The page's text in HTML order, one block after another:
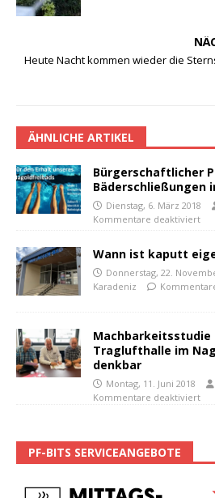
Heute Nacht kommen wieder die
ÄHNLICHE ARTIKEL
Bürgerschaftlicher
Bäderschließungen
Dienstag, 6. März 2018
Kommentare deaktiviert
Wann ist kaputt
Donnerstag, 22.
Karadeniz
Machbarkeitsstudie
Traglufthalle im
denkbar
Montag, 11. Juni 2018
Kommentare deaktiviert
PF-BITS SERVICEANGEBOTE